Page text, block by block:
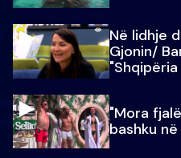
Në lidhje
Gjonin/
"Mora
bashku